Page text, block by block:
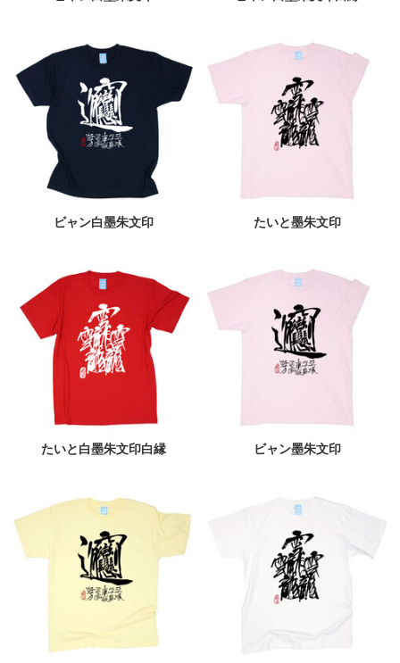
ビャン白墨朱文印 たいと墨朱文印
たいと白墨朱文印白縁 ビャン墨朱文印